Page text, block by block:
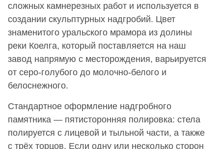
сложных камнерезных работ и используется в
создании скульптурных надгробий. Цвет
знаменитого уральского мрамора из долины
реки Коелга, который поставляется на наш
завод напрямую с месторождения, варьируется
от серо-голубого до молочно-белого и
белоснежного.
Стандартное оформление надгробного
памятника — пятисторонняя полировка: стела
полируется с лицевой и тыльной части, а также
с трёх торцов. Если одну или несколько сторон